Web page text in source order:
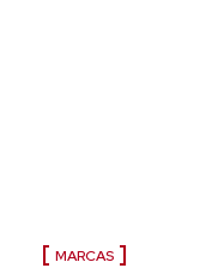
MARCAS